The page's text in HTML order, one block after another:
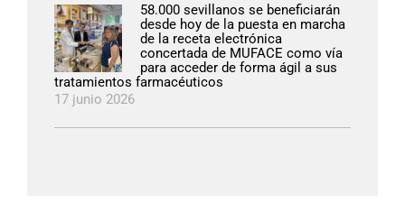
58.000 sevillanos se beneficiarán
desde hoy de la puesta en marcha
de la receta electrónica
concertada de MUFACE como vía
para acceder de forma ágil a sus
tratamientos farmacéuticos
17 junio 2026